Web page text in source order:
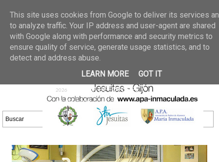
02 jun 2026
GALERIA DE FOTOS
30/05/2026
25 may 2026
GALERIA
DE FOTOS 23/05/2026
20 may
2026
GALERIA DE FOTOS
16/05/2026
DE FOTOS 09/05/2026
28 abr
2026
GALERIA DE FOTOS 25 Y
26/04/2026
This site uses cookies from Google to deliver its services
to analyze traffic. Your IP address and user-agent are shared
with Google along with performance and security metrics to
ensure quality of service, generate usage statistics, and to
detect and address abuse.
LEARN MORE
GOT IT